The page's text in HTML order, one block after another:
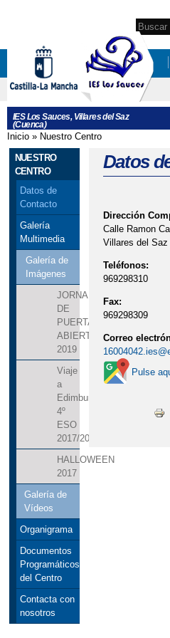
contenido
principal
Search
IES Los Sauces, Villares del Saz
(Cuenca)
Se encuentra
Inicio » Nuestro Centro
NUESTRO
CENTRO
Datos de
Contacto
Galería
Multimedia
Galería de
Imágenes
JORNADA
DE
PUERTAS
ABIERTAS
2019
Viaje
a
Edimburgo
4º
ESO
2017/2018
HALLOWEEN
2017
Galería de
Vídeos
Organigrama
Documentos
Programáticos
del Centro
Contacta con
nosotros
Datos
Dirección
Calle Ramon
Villares del Saz
Teléfonos:
969298310
Fax:
969298309
Correo
Pulse